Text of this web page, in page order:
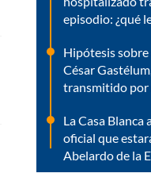
episodio: ¿qué
Hipótesis
César
transmitido por
La Casa Blanca
oficial que
Abelardo de la